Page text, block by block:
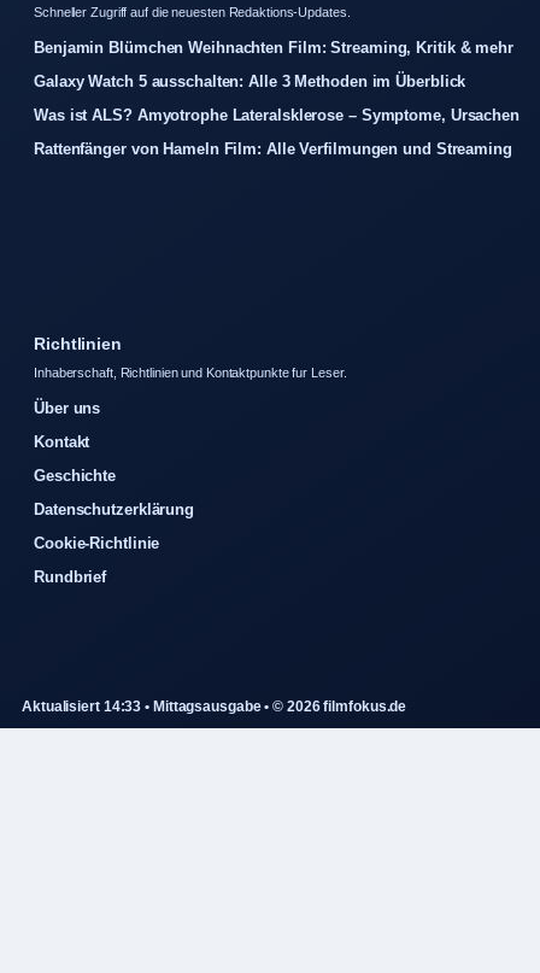
Schneller Zugriff auf die neuesten Redaktions-Updates.
Benjamin Blümchen Weihnachten Film: Streaming, Kritik & mehr
Galaxy Watch 5 ausschalten: Alle 3 Methoden im Überblick
Was ist ALS? Amyotrophe Lateralsklerose – Symptome, Ursachen
Rattenfänger von Hameln Film: Alle Verfilmungen und Streaming
Richtlinien
Inhaberschaft, Richtlinien und Kontaktpunkte fur Leser.
Über uns
Kontakt
Geschichte
Datenschutzerklärung
Cookie-Richtlinie
Rundbrief
Aktualisiert 14:33 • Mittagsausgabe • © 2026 filmfokus.de